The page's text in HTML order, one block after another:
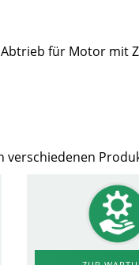
für Motor mit